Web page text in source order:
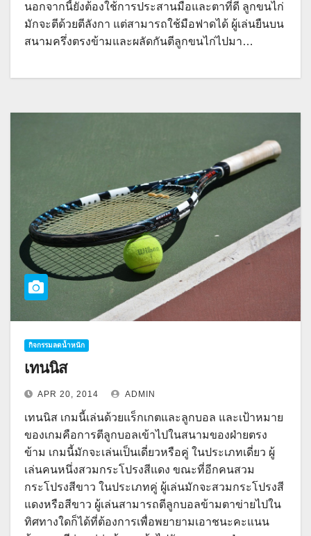
นอกจากนี้ยังต้องใช้การประสานมือและตาที่ดี ลูกขนไก่
มักจะตีด้วยตีลังกา แต่สามารถใช้มือฟาดได้ ผู้เล่นยืนบน
สนามครึ่งตรงข้ามและผลัดกันตีลูกขนไก่ไปมา…
กิจกรรมลดน้ำหนัก
เทนนิส
APR 20, 2014 ADMIN
เทนนิส เกมนี้เล่นด้วยแร็กเกตและลูกบอล และเป้าหมาย
ของเกมคือการตีลูกบอลเข้าไปในสนามของฝ่ายตรง
ข้าม เกมนี้มักจะเล่นเป็นเดี่ยวหรือคู่ ในประเภทเดี่ยว ผู้
เล่นคนหนึ่งสวมกระโปรงสีแดง ขณะที่อีกคนสวม
กระโปรงสีขาว ในประเภทคู่ ผู้เล่นมักจะสวมกระโปรงสี
แดงหรือสีขาว ผู้เล่นสามารถตีลูกบอลข้ามตาข่ายไปใน
ทิศทางใดก็ได้ที่ต้องการเพื่อพยายามเอาชนะคะแนน